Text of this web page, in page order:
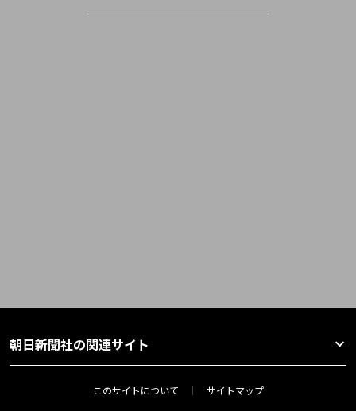
朝日新聞社の関連サイト
このサイトについて サイトマップ